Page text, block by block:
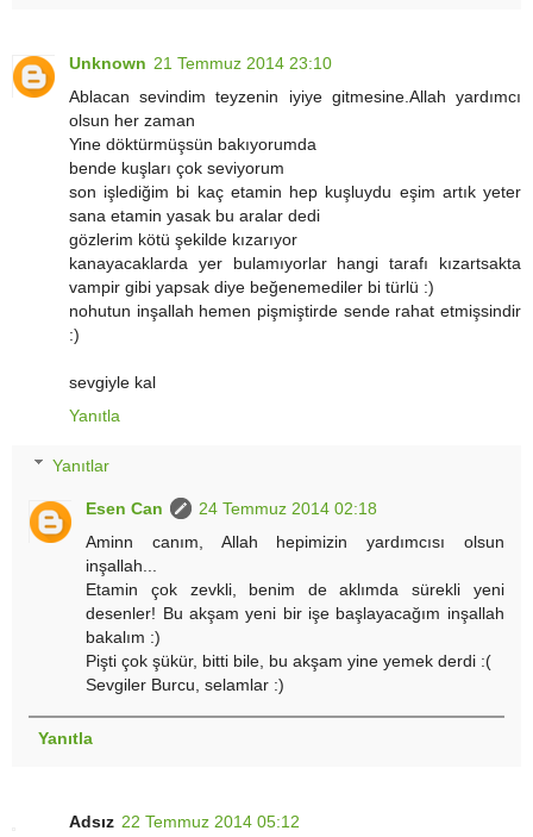
Unknown 21 Temmuz 2014 23:10
Ablacan sevindim teyzenin iyiye gitmesine.Allah yardımcı
olsun her zaman
Yine döktürmüşsün bakıyorumda
bende kuşları çok seviyorum
son işlediğim bi kaç etamin hep kuşluydu eşim artık yeter
sana etamin yasak bu aralar dedi
gözlerim kötü şekilde kızarıyor
kanayacaklarda yer bulamıyorlar hangi tarafı kızartsakta
vampir gibi yapsak diye beğenemediler bi türlü :)
nohutun inşallah hemen pişmiştirde sende rahat etmişsindir
:)
sevgiyle kal
Yanıtla
Yanıtlar
Esen Can
24 Temmuz 2014 02:18
Aminn canım, Allah hepimizin yardımcısı olsun
inşallah...
Etamin çok zevkli, benim de aklımda sürekli yeni
desenler! Bu akşam yeni bir işe başlayacağım inşallah
bakalım :)
Pişti çok şükür, bitti bile, bu akşam yine yemek derdi :(
Sevgiler Burcu, selamlar :)
Yanıtla
Adsız 22 Temmuz 2014 05:12